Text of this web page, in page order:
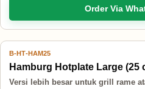
Order Via
40% OFF
B-HT-HAM25
Hamburg Hotplate Large (25
Versi lebih besar untuk grill rame